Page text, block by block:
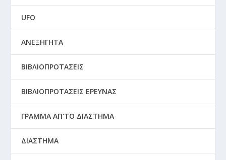
UFO
ΑΝΕΞΗΓΗΤΑ
ΒΙΒΛΙΟΠΡΟΤΑΣΕΙΣ
ΒΙΒΛΙΟΠΡΟΤΑΣΕΙΣ ΕΡΕΥΝΑΣ
ΓΡΑΜΜΑ ΑΠ'ΤΟ ΔΙΑΣΤΗΜΑ
ΔΙΑΣΤΗΜΑ